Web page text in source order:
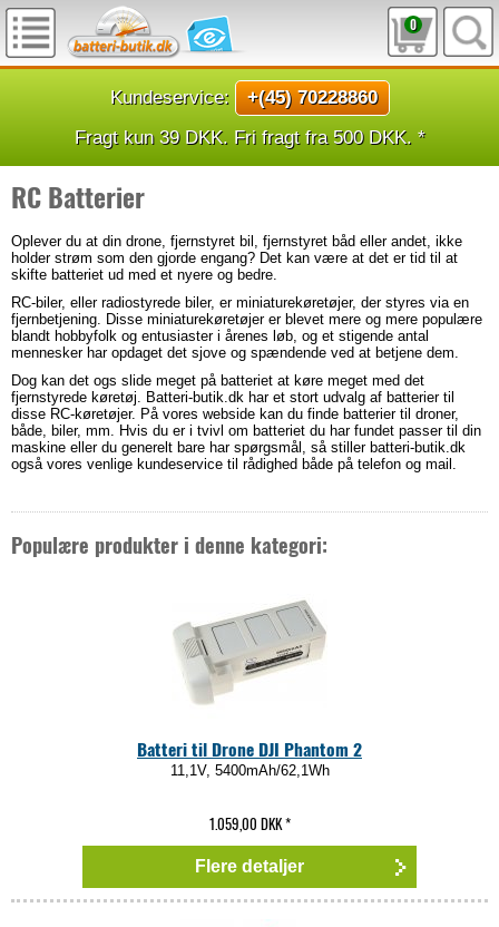
0
Kundeservice:
+(45) 70228860
Fragt kun 39 DKK. Fri fragt fra 500 DKK. *
RC Batterier
Oplever du at din drone, fjernstyret bil, fjernstyret båd eller andet, ikke
holder strøm som den gjorde engang? Det kan være at det er tid til at
skifte batteriet ud med et nyere og bedre.
RC-biler, eller radiostyrede biler, er miniaturekøretøjer, der styres via en
fjernbetjening. Disse miniaturekøretøjer er blevet mere og mere populære
blandt hobbyfolk og entusiaster i årenes løb, og et stigende antal
mennesker har opdaget det sjove og spændende ved at betjene dem.
Dog kan det ogs slide meget på batteriet at køre meget med det
fjernstyrede køretøj. Batteri-butik.dk har et stort udvalg af batterier til
disse RC-køretøjer. På vores webside kan du finde batterier til droner,
både, biler, mm. Hvis du er i tvivl om batteriet du har fundet passer til din
maskine eller du generelt bare har spørgsmål, så stiller batteri-butik.dk
også vores venlige kundeservice til rådighed både på telefon og mail.
Populære produkter i denne kategori:
Batteri til Drone DJI Phantom 2
11,1V, 5400mAh/62,1Wh
1.059,00 DKK*
Flere detaljer